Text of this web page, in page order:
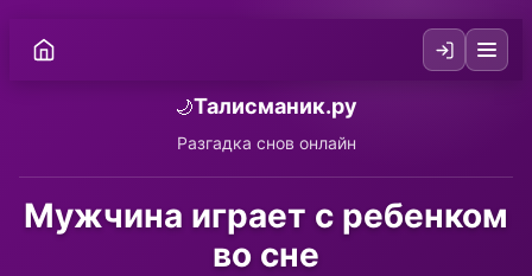
🌙Талисманик.ру
Разгадка снов онлайн
Мужчина играет с ребенком
во сне